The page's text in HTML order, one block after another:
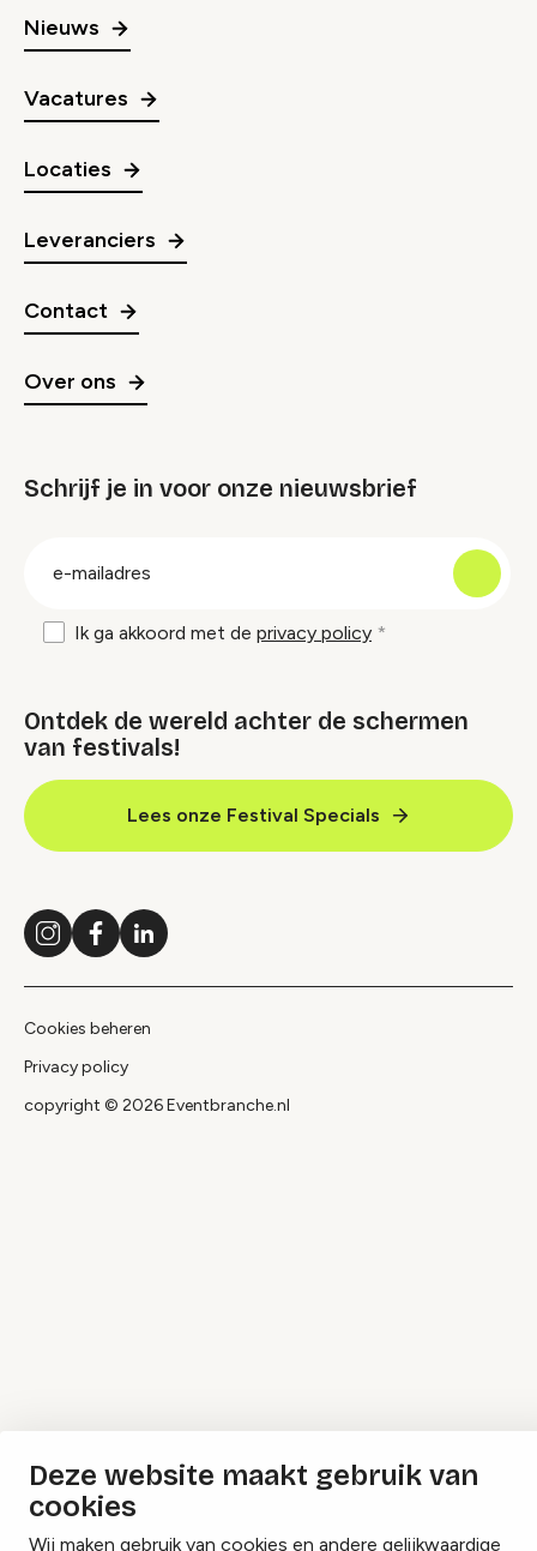
Deze website maakt gebruik van
cookies
Wij maken gebruik van cookies en andere gelijkwaardige
Nieuws
Vacatures
Locaties
Leveranciers
Contact
Over ons
Schrijf je in voor onze nieuwsbrief
Ik ga akkoord met de privacy policy
Ontdek de wereld achter de schermen
van festivals!
Lees onze Festival Specials
InstagramFacebookLinkedIn
Cookies beheren
Privacy policy
copyright © 2026 Eventbranche.nl